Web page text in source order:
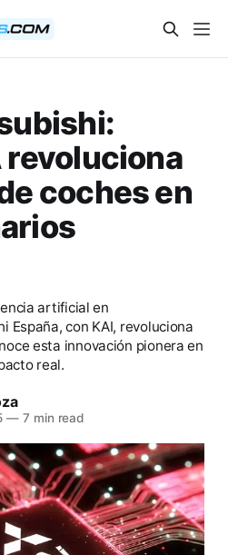
revoluciona
coches en
artificial en
España, con KAI, revoluciona
esta innovación pionera en
real.
— 7 min read